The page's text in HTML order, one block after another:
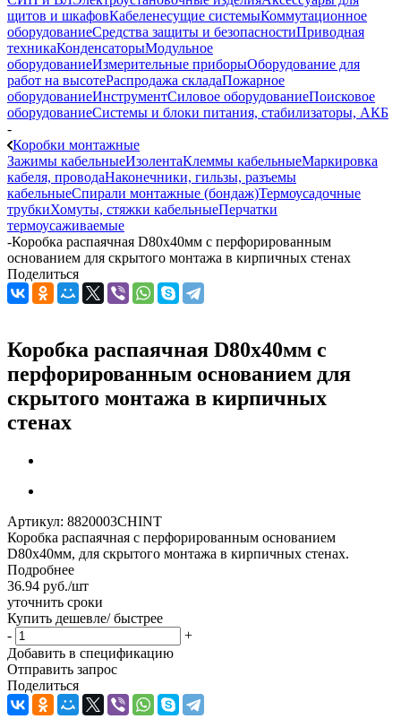
щитов и шкафовКабеленесущие системыКоммутационное
оборудованиеСредства защиты и безопасностиПриводная
техникаКонденсаторыМодульное
оборудованиеИзмерительные приборыОборудование для
работ на высотеРаспродажа складаПожарное
оборудованиеИнструментСиловое оборудованиеПоисковое
оборудованиеСистемы и блоки питания, стабилизаторы, АКБ
-
Коробки монтажные
Зажимы кабельныеИзолентаКлеммы кабельныеМаркировка
кабеля, проводаНаконечники, гильзы, разъемы
кабельныеСпирали монтажные (бондаж)Термоусадочные
трубкиХомуты, стяжки кабельныеПерчатки
термоусаживаемые
-Коробка распаячная D80х40мм с перфорированным
основанием для скрытого монтажа в кирпичных стенах
Поделиться
Коробка распаячная D80х40мм с
перфорированным основанием для
скрытого монтажа в кирпичных
стенах
Артикул: 8820003CHINT
Коробка распаячная с перфорированным основанием
D80х40мм, для скрытого монтажа в кирпичных стенах.
Подробнее
36.94 руб./шт
уточнить сроки
Купить дешевле/ быстрее
-
+
Добавить в спецификацию
Отправить запрос
Поделиться